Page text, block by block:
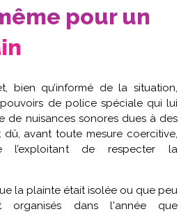
pour un
bien qu’informé de la situation,
de police spéciale qui lui
de nuisances sonores dues à des
dû, avant toute mesure coercitive,
l’exploitant de respecter la
la plainte était isolée ou que peu
organisés dans l'année que